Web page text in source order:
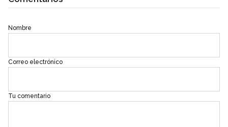
Nombre
Correo electrónico
Tu comentario